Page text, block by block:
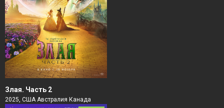
Злая. Часть 2
2025, США Австралия Канада